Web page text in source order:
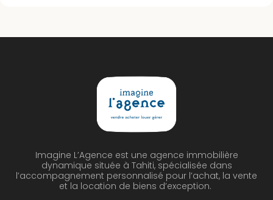
Imagine L’Agence est une agence immobilière
dynamique située à Tahiti, spécialisée dans
l’accompagnement personnalisé pour l’achat, la vente
et la location de biens d’exception.